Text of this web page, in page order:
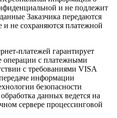
и не подлежит
Заказчика передаются
не сохраняются платежной
платежей гарантирует
с платежными
с требованиями VISA
информации
безопасности
данных ведется на
сервере процессинговой